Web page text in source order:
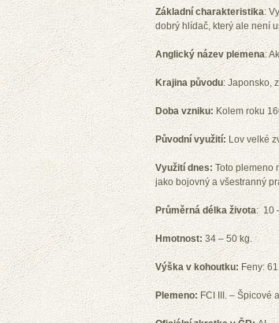
Základní charakteristika:
dobrý hlídač, který ale není
Anglický název plemena:
Krajina původu: Japonsko,
Doba vzniku: Kolem roku
Původní využití: Lov velké
Využití dnes: Toto plemeno
jako bojovný a všestranný
Průměrná délka života: 10
Hmotnost:34 – 50 kg.
Výška v kohoutku: Feny:
Plemeno: FCI III. – Špicové